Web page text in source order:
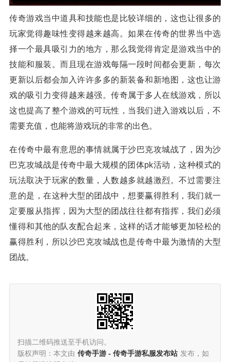
传奇游戏当中道具和技能也是比较详细的，这也让很多的
玩家觉得趣味性变得越来越高。如果在传奇的世界当中选
择一个最具吸引力的地方，那么我觉得肯定是游戏当中的
技能和服装。而且现在游戏每隔一段时间都会更新，每次
更新以后都会加入许许多多的新装备和新地图，这也让游
戏的吸引力变得越来越强。传奇属于多人在线游戏，所以
这也提高了整个游戏的可玩性，当我们进入游戏以后，不
需要充值，也能将游戏玩的非常的出色。
在传奇中最有意思的事情就属于沙巴克攻城战了，因为沙
巴克攻城战是传奇中最大规模的团体pk活动，这种模式的
玩法取决于玩家的数量，人数越多就越激烈。不过需要注
意的是，在这种大型的团战中，想要赢得胜利，我们就一
定要服从指挥，因为大型的团战往往都有指挥，我们必须
懂得和其他的队友配合起来，这样的话才能够更加轻松的
赢得胜利，所以沙巴克攻城战也是传奇中最为激情的大型
团战。
扫描二维码推送至手机访问。
版权声明：本文由 传奇手游 - 传奇手游私服发布站 发布，如